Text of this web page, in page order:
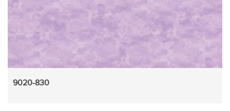
9020-830